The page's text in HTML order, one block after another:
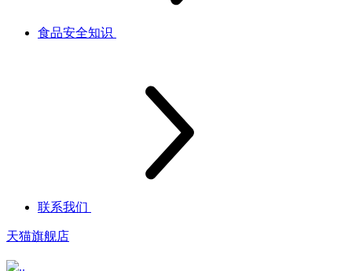
食品安全知识
联系我们
天猫旗舰店